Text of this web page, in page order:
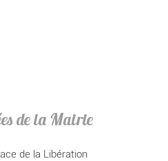
de la Mairie
de la Libération